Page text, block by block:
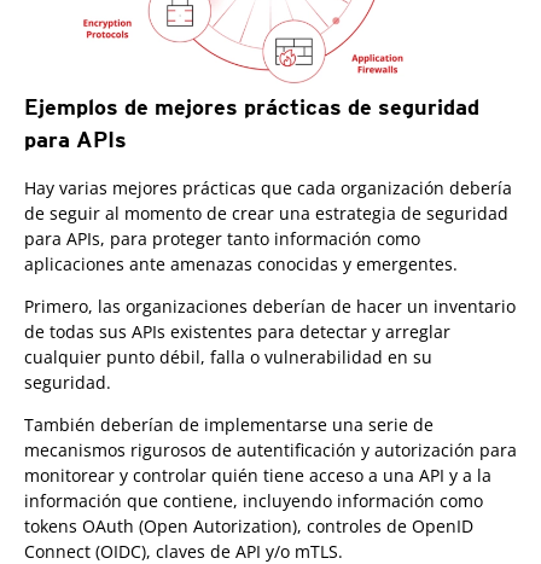
Ejemplos de mejores prácticas de seguridad
para APIs
Hay varias mejores prácticas que cada organización debería
de seguir al momento de crear una estrategia de seguridad
para APIs, para proteger tanto información como
aplicaciones ante amenazas conocidas y emergentes.
Primero, las organizaciones deberían de hacer un inventario
de todas sus APIs existentes para detectar y arreglar
cualquier punto débil, falla o vulnerabilidad en su
seguridad.
También deberían de implementarse una serie de
mecanismos rigurosos de autentificación y autorización para
monitorear y controlar quién tiene acceso a una API y a la
información que contiene, incluyendo información como
tokens OAuth (Open Autorization), controles de OpenID
Connect (OIDC), claves de API y/o mTLS.